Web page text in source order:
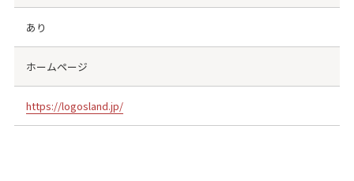
あり
ホームページ
https://logosland.jp/